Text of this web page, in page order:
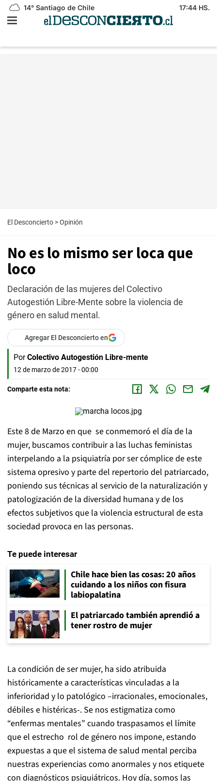
14° Santiago de Chile 17:44 HS.
El Desconcierto >Opinión
No es lo mismo ser loca que
loco
Declaración de las mujeres del Colectivo
Autogestión Libre-Mente sobre la violencia de
género en salud mental.
Agregar El Desconcierto en
Por Colectivo Autogestión Libre-mente
12 de marzo de 2017 - 00:00
Comparte esta nota:
Este 8 de Marzo en que se conmemoró el día de la
mujer, buscamos contribuir a las luchas feministas
interpelando a la psiquiatría por ser cómplice de este
sistema opresivo y parte del repertorio del patriarcado,
poniendo sus técnicas al servicio de la naturalización y
patologización de la diversidad humana y de los
efectos subjetivos que la violencia estructural de esta
sociedad provoca en las personas.
Te puede interesar
Chile hace bien las cosas: 20 años
cuidando a los niños con fisura
labiopalatina
El patriarcado también aprendió a
tener rostro de mujer
La condición de ser mujer, ha sido atribuida
históricamente a características vinculadas a la
inferioridad y lo patológico –irracionales, emocionales,
débiles e histéricas-. Se nos estigmatiza como
“enfermas mentales” cuando traspasamos el límite
que el estrecho rol de género nos impone, estando
expuestas a que el sistema de salud mental perciba
nuestras experiencias como anormales y nos etiquete
con diagnósticos psiquiátricos. Hoy día, somos las